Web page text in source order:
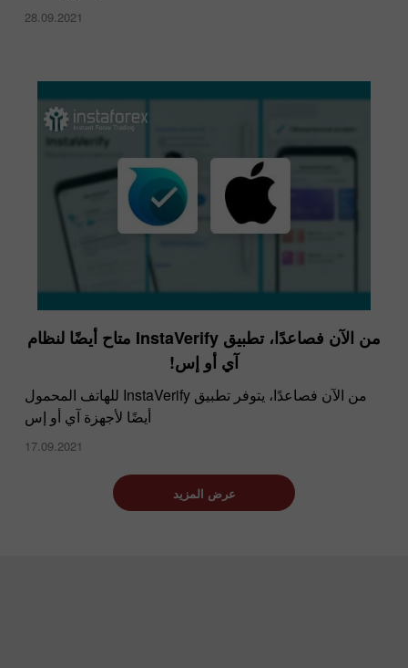
28.09.2021
من الآن فصاعدًا، تطبيق InstaVerify متاح أيضًا لنظام
آي أو إس!
من الآن فصاعدًا، يتوفر تطبيق InstaVerify للهاتف المحمول
أيضًا لأجهزة آي أو إس
17.09.2021
عرض المزيد